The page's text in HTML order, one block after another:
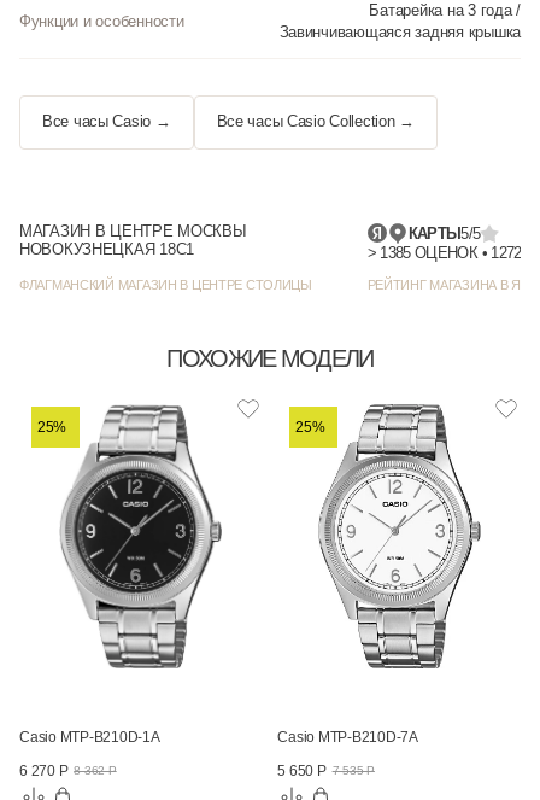
Функции и особенности
Батарейка на 3 года /
Завинчивающаяся задняя крышка
Все часы Casio → Все часы Casio Collection →
МАГАЗИН В ЦЕНТРЕ МОСКВЫ
НОВОКУЗНЕЦКАЯ 18С1
ФЛАГМАНСКИЙ МАГАЗИН В ЦЕНТРЕ СТОЛИЦЫ
КАРТЫ5/5
РЕЙТИНГ МАГАЗИНА В
ПОХОЖИЕ МОДЕЛИ
25%
Casio MTP-B210D-1A
6 270 Р 8 362 Р
25%
Casio MTP-B210D-7A
5 650 Р 7 535 Р